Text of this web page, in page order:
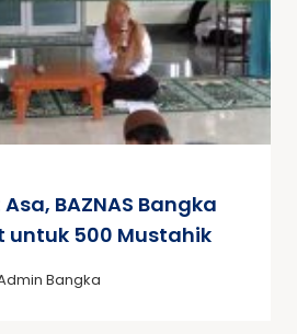
BAZNAS Bangka
untuk 500 Mustahik
Bangka